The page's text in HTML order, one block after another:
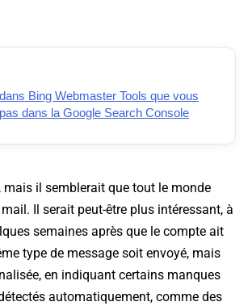
Bing Webmaster Tools que vous
dans la Google Search Console
mais il semblerait que tout le monde
Il serait peut-être plus intéressant, à
semaines après que le compte ait
type de message soit envoyé, mais
en indiquant certains manques
automatiquement, comme des